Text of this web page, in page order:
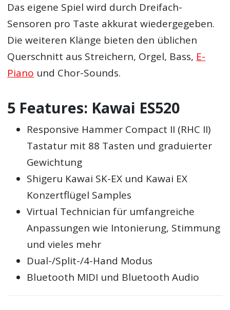
Das eigene Spiel wird durch Dreifach-
Sensoren pro Taste akkurat wiedergegeben.
Die weiteren Klänge bieten den üblichen
Querschnitt aus Streichern, Orgel, Bass, E-
Piano und Chor-Sounds.
5 Features: Kawai ES520
Responsive Hammer Compact II (RHC II)
Tastatur mit 88 Tasten und graduierter
Gewichtung
Shigeru Kawai SK-EX und Kawai EX
Konzertflügel Samples
Virtual Technician für umfangreiche
Anpassungen wie Intonierung, Stimmung
und vieles mehr
Dual-/Split-/4-Hand Modus
Bluetooth MIDI und Bluetooth Audio